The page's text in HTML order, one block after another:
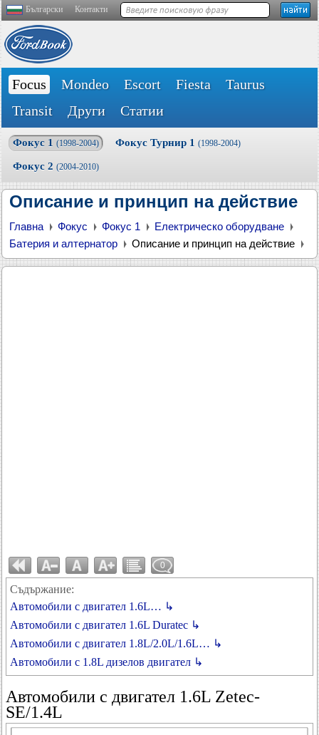
Български Контакти
Focus Mondeo Escort Fiesta
Taurus
Transit
Други Статии
Фокус 1 (1998-2004) Фокус Турнир 1 (1998-2004)
Фокус 2 (2004-2010)
Описание и принцип на действие
Главна Фокус Фокус 1
Електрическо оборудване
Батерия и алтернатор
Описание и принцип на действие
0
Съдържание:
Автомобили с двигател 1.6L… ↳
Автомобили с двигател 1.6L Duratec ↳
Автомобили с двигател 1.8L/2.0L/1.6L… ↳
Автомобили с 1.8L дизелов двигател ↳
Автомобили с двигател 1.6L Zetec-
SE/1.4L